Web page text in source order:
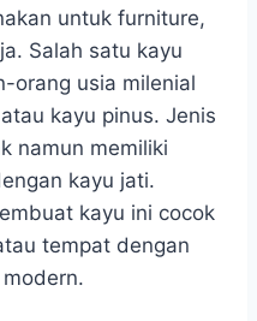
untuk furniture,
Salah satu kayu
orang usia milenial
kayu pinus. Jenis
namun memiliki
kayu jati.
kayu ini cocok
tempat dengan